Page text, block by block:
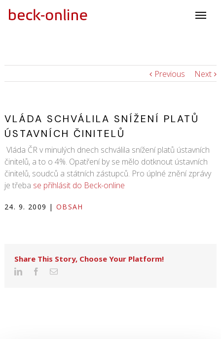
Previous Next
VLÁDA SCHVÁLILA SNÍŽENÍ PLATŮ
ÚSTAVNÍCH ČINITELŮ
Vláda ČR v minulých dnech schválila snížení platů ústavních
činitelů, a to o 4%. Opatření by se mělo dotknout ústavních
činitelů, soudců a státních zástupců. Pro úplné znění zprávy
je třeba se přihlásit do Beck-online
24. 9. 2009 | OBSAH
Share This Story, Choose Your Platform!